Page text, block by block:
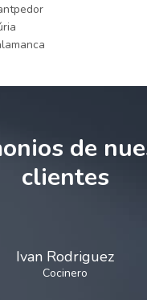
de
clientes
Ivan Rodriguez
Cocinero